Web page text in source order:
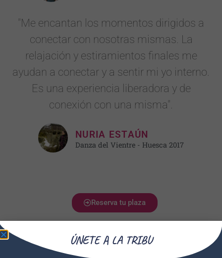
"Me encantan los momentos dirigidos a
conectar con nosotras mismas. La
relajación y estiramientos finales me
ayudan a conectar y a sentir mi yo interno.
Es una experiencia liberadora y de
conexión con una misma".
NURIA ESTAÚN
Danza del Vientre - Huesca 2017
Reserva tu plaza
ÚNETE A LA TRIBU